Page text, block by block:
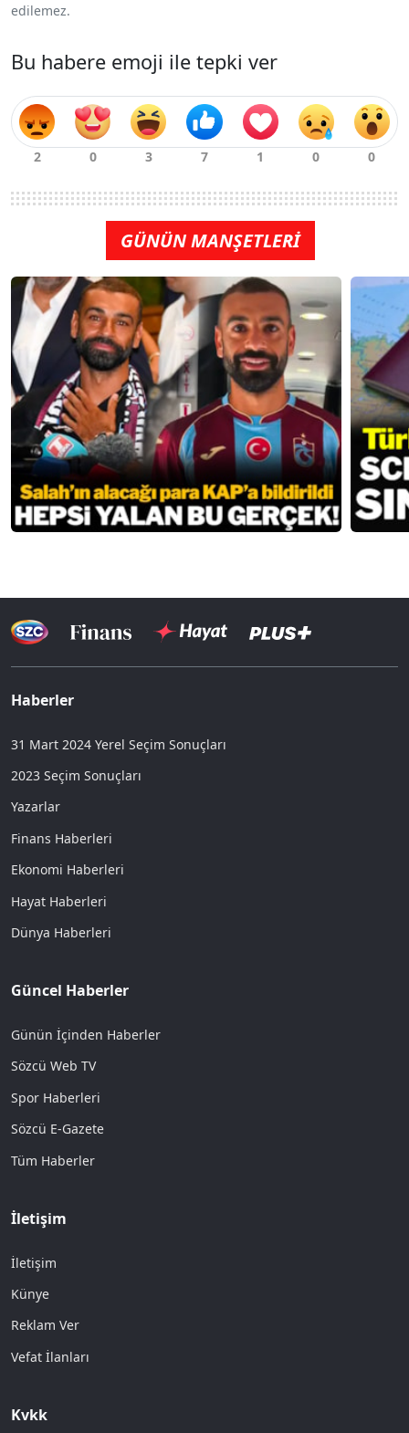
edilemez.
Bu habere emoji ile tepki ver
GÜNÜN MANŞETLERİ
Haberler
31 Mart 2024 Yerel Seçim Sonuçları
2023 Seçim Sonuçları
Yazarlar
Finans Haberleri
Ekonomi Haberleri
Hayat Haberleri
Dünya Haberleri
Güncel Haberler
Günün İçinden Haberler
Sözcü Web TV
Spor Haberleri
Sözcü E-Gazete
Tüm Haberler
İletişim
İletişim
Künye
Reklam Ver
Vefat İlanları
Kvkk